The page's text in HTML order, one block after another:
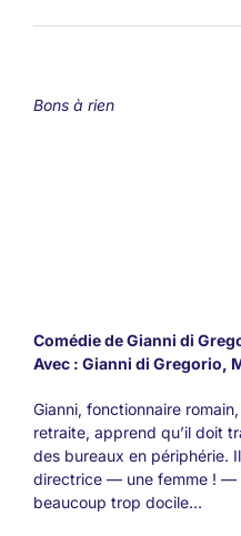
Bons à rien
Comédie de Gianni di
Avec : Gianni di Gregorio,
Gianni, fonctionnaire
retraite, apprend qu’il doit
des bureaux en périphérie.
directrice — une femme ! —
beaucoup trop docile…